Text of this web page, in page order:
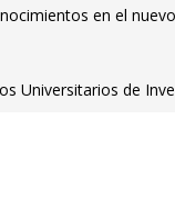
en el
Universitarios de